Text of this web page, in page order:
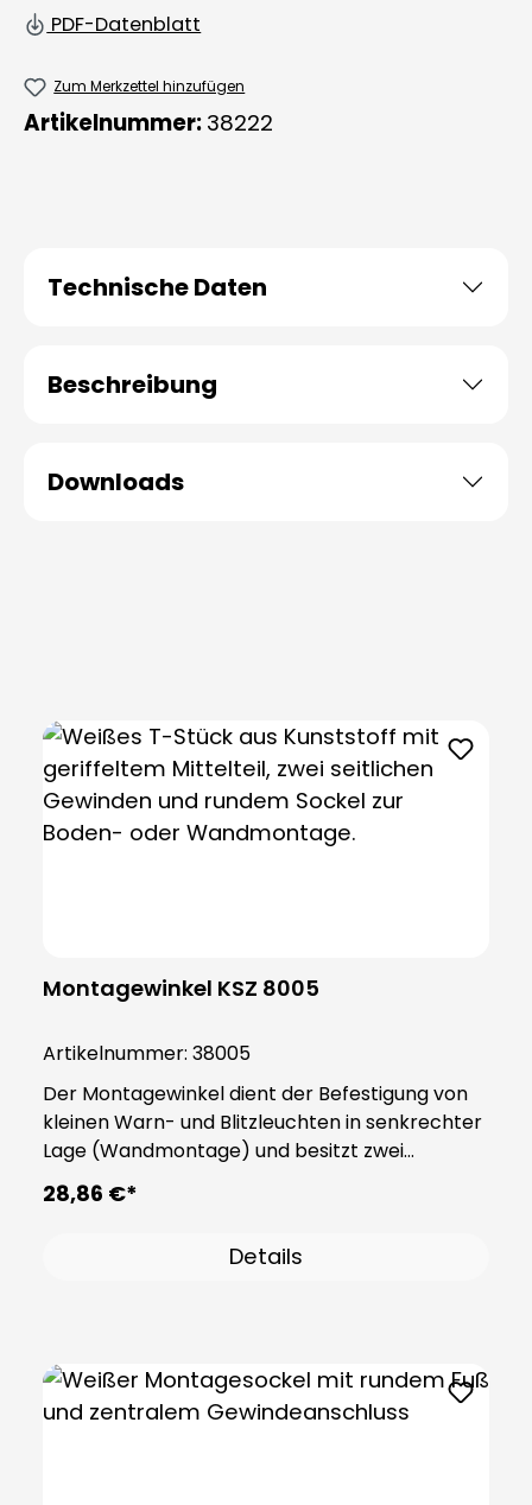
PDF-Datenblatt
Zum Merkzettel hinzufügen
Artikelnummer: 38222
Technische Daten
Beschreibung
Downloads
Montagewinkel KSZ 8005
Artikelnummer: 38005
Der Montagewinkel dient der Befestigung von
kleinen Warn- und Blitzleuchten in senkrechter
Lage (Wandmontage) und besitzt zwei
Anschlüsse. Das Produkt besteht aus stabilem
Kunststoff PA66 und wird inklusive eines
Schutzart IP65 verleiht. Hinweis: Zwingend
28,86 €*
Details